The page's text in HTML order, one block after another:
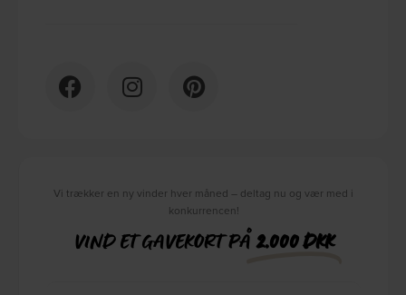
Vi trækker en ny vinder hver måned – deltag nu og vær med i
konkurrencen!
VIND ET GAVEKORT PÅ2.000 DKK